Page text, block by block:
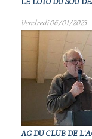
Vendredi 06/01/2023
AG DU CLUB DE